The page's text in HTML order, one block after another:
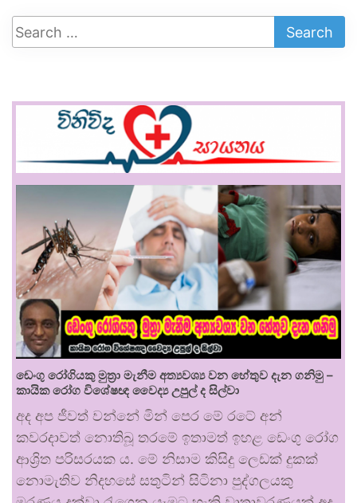
ඩෙංගු රෝගියකු ⁣මුත්‍රා මැනීම අත්‍යවශ්‍ය වන හේතුව දැන ගනිමු –
කායික රෝග විශේෂඥ වෛද්‍ය උපුල් ද සිල්වා
අද අප ජීවත් වන්නේ මින් පෙර මේ රටේ අන්
කවරදාවත් නොතිබූ තරමේ ඉතාමත් ඉහළ ඩෙංගු රෝග
ආශ්‍රිත පරිසරයක ය. මේ නිසාම කිසිදු ලෙඩක් දුකක්
නොමැතිව නිදහසේ සතුටින් සිටිනා පුද්ගලයකු